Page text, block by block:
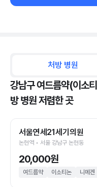
처방 병원
강남구 여드름약(이소
방 병원 저렴한 곳
서울연세21세기의원
논현역 • 서울 강남구 논현동
20,000원
여드름약 이소티논 니메겐